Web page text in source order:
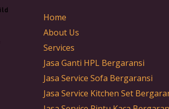
Home
About Us
Services
Jasa Ganti HPL Bergaransi
Jasa Service Sofa Bergaransi
Jasa Service Kitchen Set